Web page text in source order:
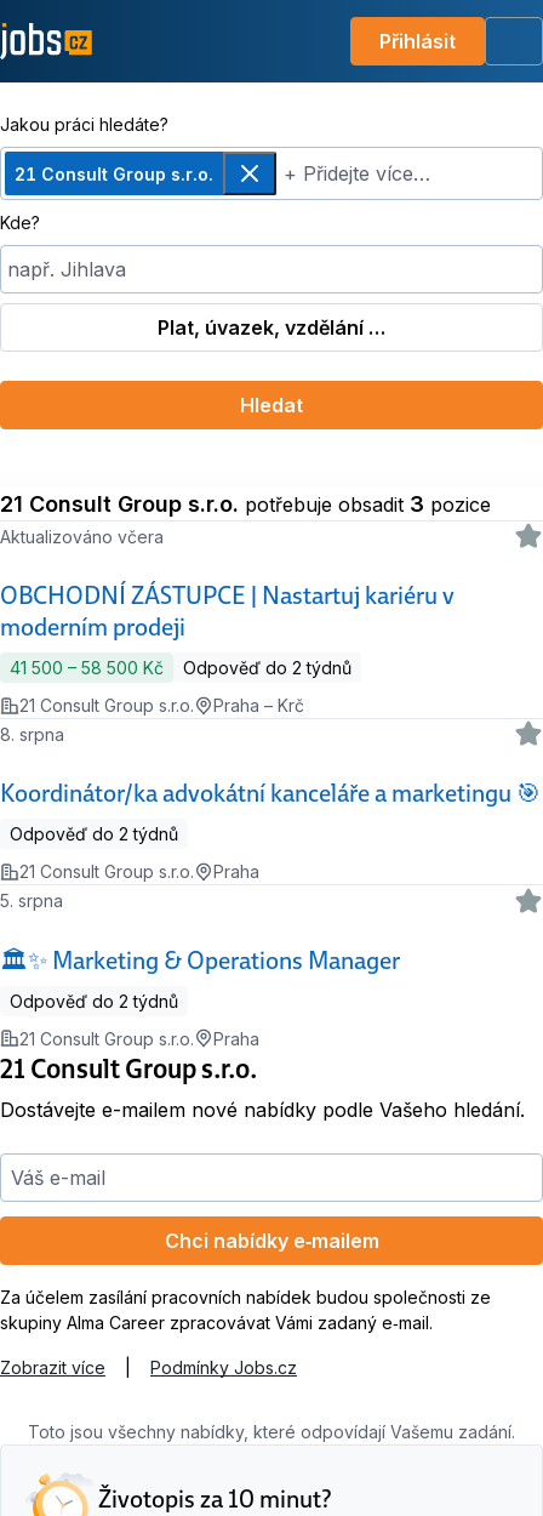
Přihlásit
Jakou práci hledáte?
21 Consult Group s.r.o.
Odebrat+ Přidejte více…
Kde?
např. Jihlava
Plat, úvazek, vzdělání …
Hledat
21 Consult Group s.r.o. potřebuje obsadit 3 pozice
OBCHODNÍ ZÁSTUPCE | Nastartuj kariéru v
moderním prodeji
Aktualizováno včera
41 500 ‍–‍ 58 500 Kč
Odpověď do 2 týdnů
21 Consult Group s.r.o.
Praha – Krč
Koordinátor/ka advokátní kanceláře a marketingu 🎯
8. srpna
Odpověď do 2 týdnů
21 Consult Group s.r.o.
Praha
🏛️✨ Marketing & Operations Manager
5. srpna
Odpověď do 2 týdnů
21 Consult Group s.r.o.
Praha
21 Consult Group s.r.o.
Dostávejte e-mailem nové nabídky podle Vašeho hledání.
Váš e-mail
Chci nabídky e‑mailem
Za účelem zasílání pracovních nabídek budou společnosti ze
skupiny Alma Career zpracovávat Vámi zadaný e‑mail.
Zobrazit více Podmínky Jobs.cz
Toto jsou všechny nabídky, které odpovídají Vašemu zadání.
Životopis za 10 minut?